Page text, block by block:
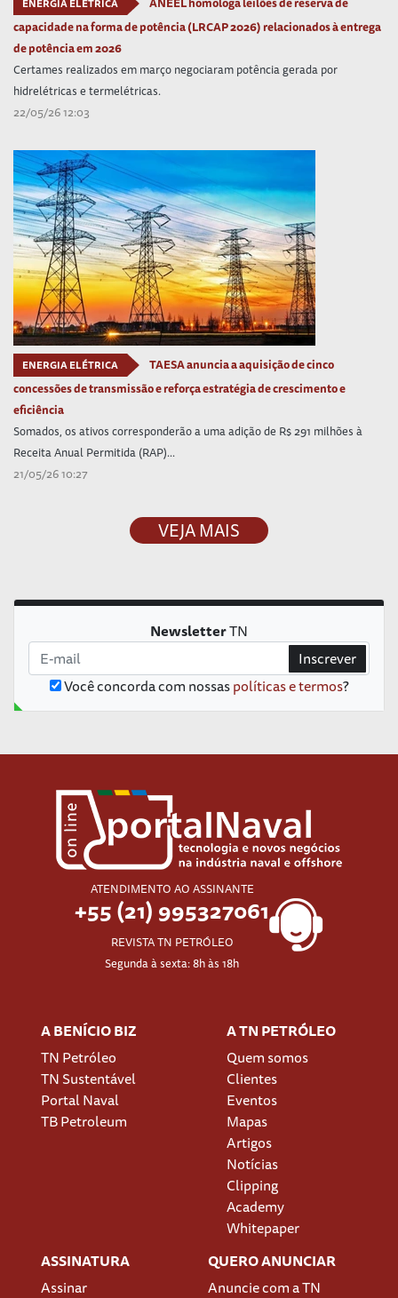
capacidade na forma de potência (LRCAP 2026) relacionados à entrega
de potência em 2026
Certames realizados em março negociaram potência gerada por
hidrelétricas e termelétricas.
22/05/26 12:03
ENERGIA ELÉTRICA
TAESA anuncia a aquisição de cinco
concessões de transmissão e reforça estratégia de crescimento e
eficiência
Somados, os ativos corresponderão a uma adição de R$ 291 milhões à
Receita Anual Permitida (RAP)...
21/05/26 10:27
VEJA MAIS
NewsletterTN
Você concorda com nossaspolíticas e termos?
Inscrever
ATENDIMENTO AO ASSINANTE
+55 (21) 995327061
REVISTA TN PETRÓLEO
Segunda à sexta: 8h às 18h
A BENÍCIO BIZ
TN Petróleo
TN Sustentável
Portal Naval
TB Petroleum
A TN PETRÓLEO
Quem somos
Clientes
Eventos
Mapas
Artigos
Notícias
Clipping
Academy
Whitepaper
ASSINATURA
Assinar
QUERO ANUNCIAR
Anuncie com a TN